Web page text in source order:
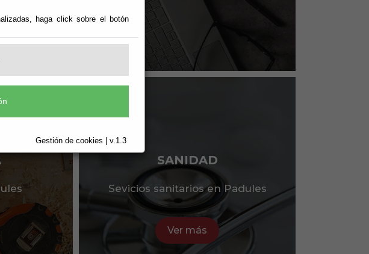
haga click sobre el botón
Gestión de cookies | v.1.3
SANIDAD
Sevicios sanitarios en Padules
Ver más